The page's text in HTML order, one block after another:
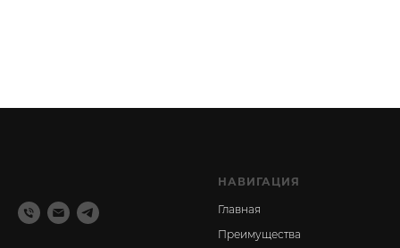
НАВИГАЦИЯ
Главная
Преимущества